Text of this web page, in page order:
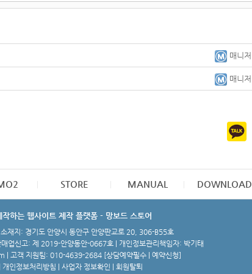
매니저
매니저
STORE MANUAL DOWNLOAD
하는 웹사이트 제작 플랫폼 - 망보드 스토어
재지: 경기도 안양시 동안구 안양판교로 20, 306-B55호
업신고: 제 2019-안양동안-0667호 | 개인정보관리책임자: 박기태
| 고객 지원팀: 010-4639-2684 [상담예약필수 | 예약신청]
개인정보처리방침 사업자 정보확인 회원탈퇴